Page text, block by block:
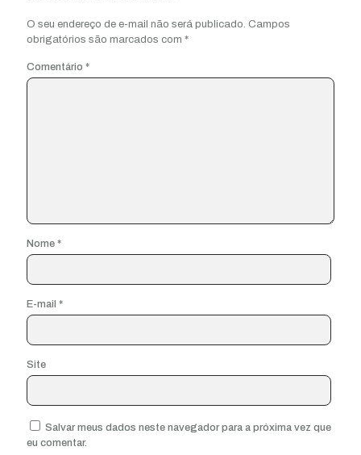
O seu endereço de e-mail não será publicado. Campos
obrigatórios são marcados com *
Comentário *
Nome *
E-mail *
Site
Salvar meus dados neste navegador para a próxima vez que
eu comentar.